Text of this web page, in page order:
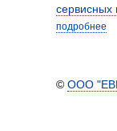
сервисных
подробнее
© ООО